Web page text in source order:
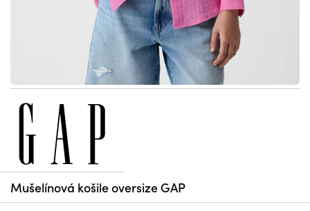
Mušelínová košile oversize GAP